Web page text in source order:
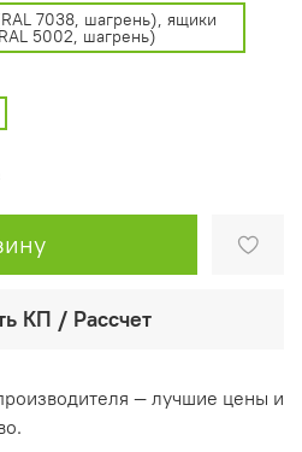
7038, шагрень), ящики
5002, шагрень)
КП / Рассчет
— лучшие цены и